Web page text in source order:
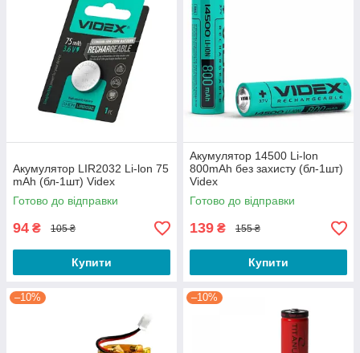
Акумулятор LIR2032 Li-lon 75
mAh (бл-1шт) Videx
Готово до відправки
94 ₴ 105 ₴
Купити
Акумулятор 14500 Li-lon
800mAh без захисту (бл-1шт)
Videx
Готово до відправки
139 ₴ 155 ₴
Купити
–10% –10%